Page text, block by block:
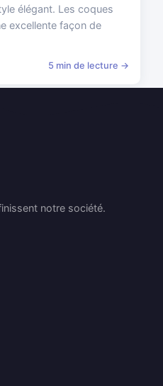
élégant. Les coques
excellente façon de
5 min de lecture →
notre société.